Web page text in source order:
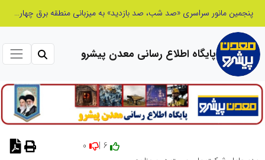
شانزدهمین مانور سراسری طرح مهتاب در استان تهران به میزبانی منطقه برق لواسان
پایگاه اطلاع رسانی معدن پیشرو